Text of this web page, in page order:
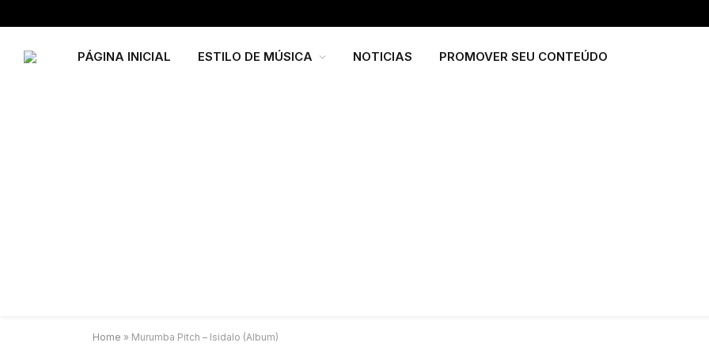
PÁGINA INICIAL ESTILO DE MÚSICA NOTICIAS PROMOVER SEU CONTEÚDO
Home » Murumba Pitch – Isidalo (Album)